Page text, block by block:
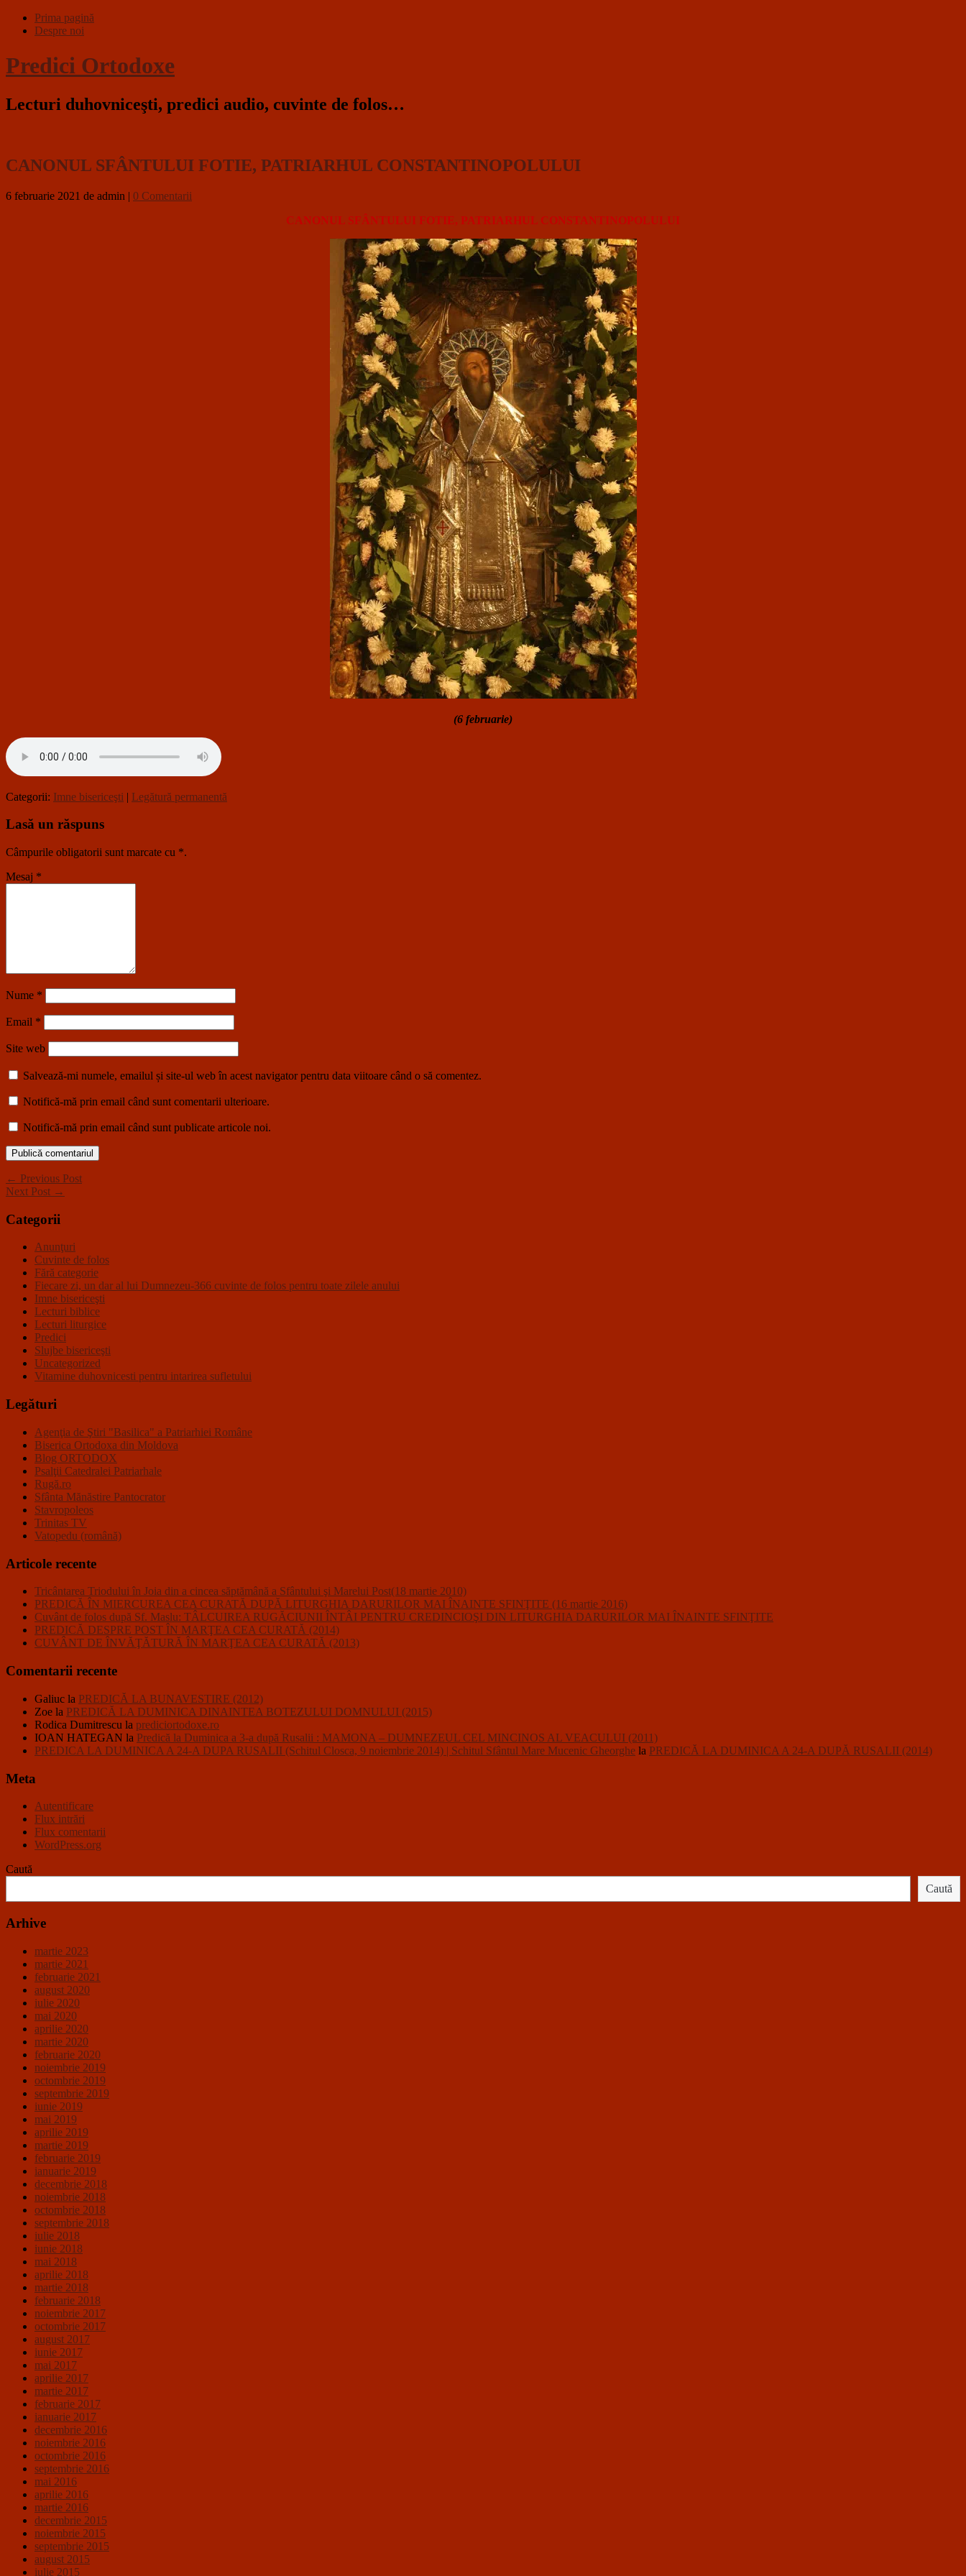
Prima pagină
Despre noi
Predici Ortodoxe
Lecturi duhovniceşti, predici audio, cuvinte de folos…
CANONUL SFÂNTULUI FOTIE, PATRIARHUL CONSTANTINOPOLULUI
6 februarie 2021 de admin | 0 Comentarii
CANONUL SFÂNTULUI FOTIE, PATRIARHUL CONSTANTINOPOLULUI
(6 februarie)
Categorii: Imne bisericeşti | Legătură permanentă
Lasă un răspuns
Câmpurile obligatorii sunt marcate cu *.
Mesaj *
Nume *
Email *
Site web
Salvează-mi numele, emailul și site-ul web în acest navigator pentru data viitoare când o să comentez.
Notifică-mă prin email când sunt comentarii ulterioare.
Notifică-mă prin email când sunt publicate articole noi.
← Previous Post
Next Post →
Categorii
Anunţuri
Cuvinte de folos
Fără categorie
Fiecare zi, un dar al lui Dumnezeu-366 cuvinte de folos pentru toate zilele anului
Imne bisericeşti
Lecturi biblice
Lecturi liturgice
Predici
Slujbe bisericeşti
Uncategorized
Vitamine duhovnicesti pentru intarirea sufletului
Legături
Agenţia de Ştiri "Basilica" a Patriarhiei Române
Biserica Ortodoxa din Moldova
Blog ORTODOX
Psalţii Catedralei Patriarhale
Rugă.ro
Sfânta Mănăstire Pantocrator
Stavropoleos
Trinitas TV
Vatopedu (română)
Articole recente
Tricântarea Triodului în Joia din a cincea săptămână a Sfântului şi Marelui Post(18 martie 2010)
PREDICĂ ÎN MIERCUREA CEA CURATĂ DUPĂ LITURGHIA DARURILOR MAI ÎNAINTE SFINŢITE (16 martie 2016)
Cuvânt de folos după Sf. Maslu: TÂLCUIREA RUGĂCIUNII ÎNTÂI PENTRU CREDINCIOŞI DIN LITURGHIA DARURILOR MAI ÎNAINTE SFINŢITE
PREDICĂ DESPRE POST ÎN MARŢEA CEA CURATĂ (2014)
CUVÂNT DE ÎNVĂŢĂTURĂ ÎN MARŢEA CEA CURATĂ (2013)
Comentarii recente
Galiuc la PREDICĂ LA BUNAVESTIRE (2012)
Zoe la PREDICĂ LA DUMINICA DINAINTEA BOTEZULUI DOMNULUI (2015)
Rodica Dumitrescu la prediciortodoxe.ro
IOAN HATEGAN la Predică la Duminica a 3-a după Rusalii : MAMONA – DUMNEZEUL CEL MINCINOS AL VEACULUI (2011)
PREDICA LA DUMINICA A 24-A DUPA RUSALII (Schitul Closca, 9 noiembrie 2014) | Schitul Sfântul Mare Mucenic Gheorghe la PREDICĂ LA DUMINICA A 24-A DUPĂ RUSALII (2014)
Meta
Autentificare
Flux intrări
Flux comentarii
WordPress.org
Caută
Caută
Arhive
martie 2023
martie 2021
februarie 2021
august 2020
iulie 2020
mai 2020
aprilie 2020
martie 2020
februarie 2020
noiembrie 2019
octombrie 2019
septembrie 2019
iunie 2019
mai 2019
aprilie 2019
martie 2019
februarie 2019
ianuarie 2019
decembrie 2018
noiembrie 2018
octombrie 2018
septembrie 2018
iulie 2018
iunie 2018
mai 2018
aprilie 2018
martie 2018
februarie 2018
noiembrie 2017
octombrie 2017
august 2017
iunie 2017
mai 2017
aprilie 2017
martie 2017
februarie 2017
ianuarie 2017
decembrie 2016
noiembrie 2016
octombrie 2016
septembrie 2016
mai 2016
aprilie 2016
martie 2016
decembrie 2015
noiembrie 2015
septembrie 2015
august 2015
iulie 2015